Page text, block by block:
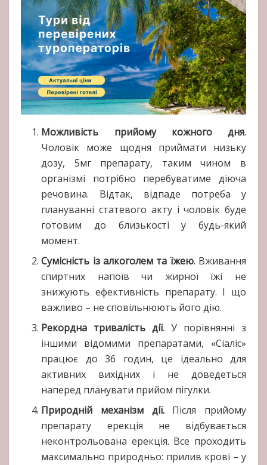
Можливість прийому кожного дня.
Чоловік може щодня приймати низьку
дозу, 5мг препарату, таким чином в
організмі потрібно перебуватиме діюча
речовина. Відтак, відпаде потреба у
плануванні статевого акту і чоловік буде
готовим до близькості у будь-який
момент.
Сумісність із алкоголем та їжею. Вживання
спиртних напоїв чи жирної їжі не
знижують ефективність препарату. І що
важливо – не сповільнюють його дію.
Рекордна тривалість дії. У порівнянні з
іншими відомими препаратами, «Сіаліс»
працює до 36 годин, це ідеально для
активних вихідних і не доведеться
наперед планувати прийом пігулки.
Природній механізм дії.Після прийому
препарату ерекція не відбувається
неконтрольована ерекція. Все проходить
максимально природньо: прилив крові – у